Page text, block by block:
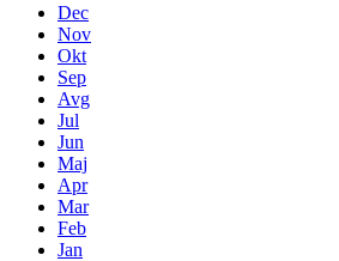
Dec
Nov
Okt
Sep
Avg
Jul
Jun
Maj
Apr
Mar
Feb
Jan